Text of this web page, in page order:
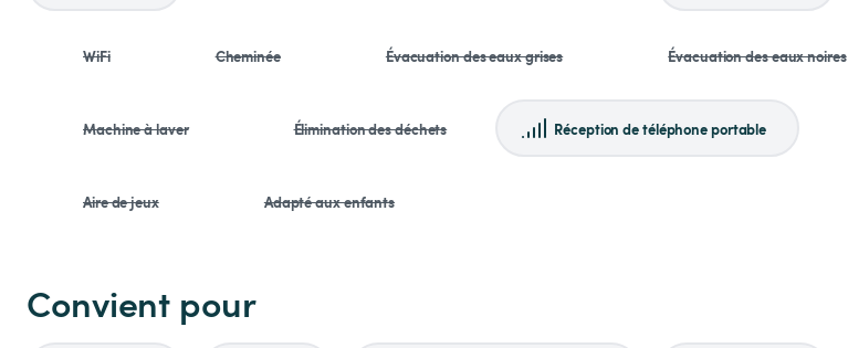
WiFi Cheminée Évacuation des eaux grises Évacuation des eaux noires
Machine à laver Élimination des déchets Réception de téléphone portable
Aire de jeux Adapté aux enfants
Convient pour